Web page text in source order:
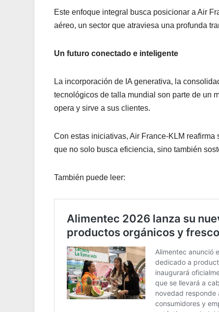
Este enfoque integral busca posicionar a Air
aéreo, un sector que atraviesa una profunda
Un futuro conectado e inteligente
La incorporación de IA generativa, la
tecnológicos de talla mundial son parte de un
opera y sirve a sus clientes.
Con estas iniciativas, Air France-KLM
que no solo busca eficiencia, sino también
También puede leer: